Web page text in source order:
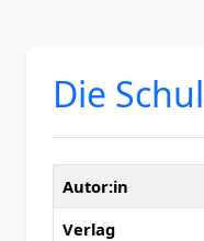
Die
Autor:in
Verlag